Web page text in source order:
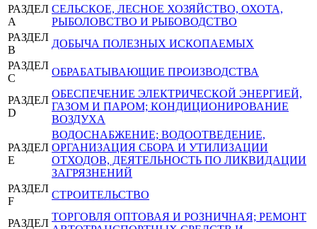
РАЗДЕЛ
A
СЕЛЬСКОЕ, ЛЕСНОЕ ХОЗЯЙСТВО, ОХОТА,
РЫБОЛОВСТВО И РЫБОВОДСТВО
РАЗДЕЛ
B
ДОБЫЧА ПОЛЕЗНЫХ ИСКОПАЕМЫХ
РАЗДЕЛ
C
ОБРАБАТЫВАЮЩИЕ ПРОИЗВОДСТВА
РАЗДЕЛ
D
ОБЕСПЕЧЕНИЕ ЭЛЕКТРИЧЕСКОЙ ЭНЕРГИЕЙ,
ГАЗОМ И ПАРОМ; КОНДИЦИОНИРОВАНИЕ
ВОЗДУХА
РАЗДЕЛ
E
ВОДОСНАБЖЕНИЕ; ВОДООТВЕДЕНИЕ,
ОРГАНИЗАЦИЯ СБОРА И УТИЛИЗАЦИИ
ОТХОДОВ, ДЕЯТЕЛЬНОСТЬ ПО ЛИКВИДАЦИИ
ЗАГРЯЗНЕНИЙ
РАЗДЕЛ
F
СТРОИТЕЛЬСТВО
РАЗДЕЛ
ТОРГОВЛЯ ОПТОВАЯ И РОЗНИЧНАЯ; РЕМОНТ